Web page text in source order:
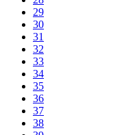
29
30
31
32
33
34
35
36
37
38